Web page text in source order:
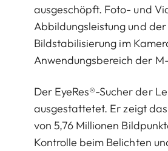
ausgeschöpft. Foto- und
Abbildungsleistung und
Bildstabilisierung im
Anwendungsbereich der
Der EyeRes®-Sucher der
ausgestattetet. Er zeigt
von 5,76 Millionen
Kontrolle beim Belichten